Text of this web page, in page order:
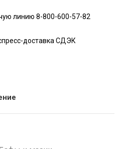
линию 8-800-600-57-82
доставка СДЭК